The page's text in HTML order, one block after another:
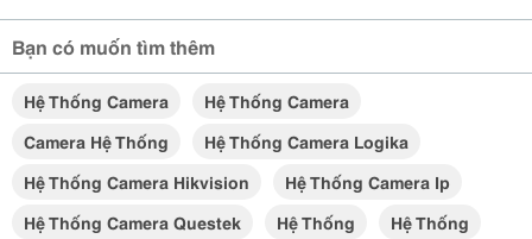
Bạn có muốn tìm thêm
Hệ Thống Camera
Hệ Thống Camera
Camera Hệ Thống
Hệ Thống Camera Logika
Hệ Thống Camera Hikvision
Hệ Thống Camera Ip
Hệ Thống Camera Questek
Hệ Thống
Hệ Thống